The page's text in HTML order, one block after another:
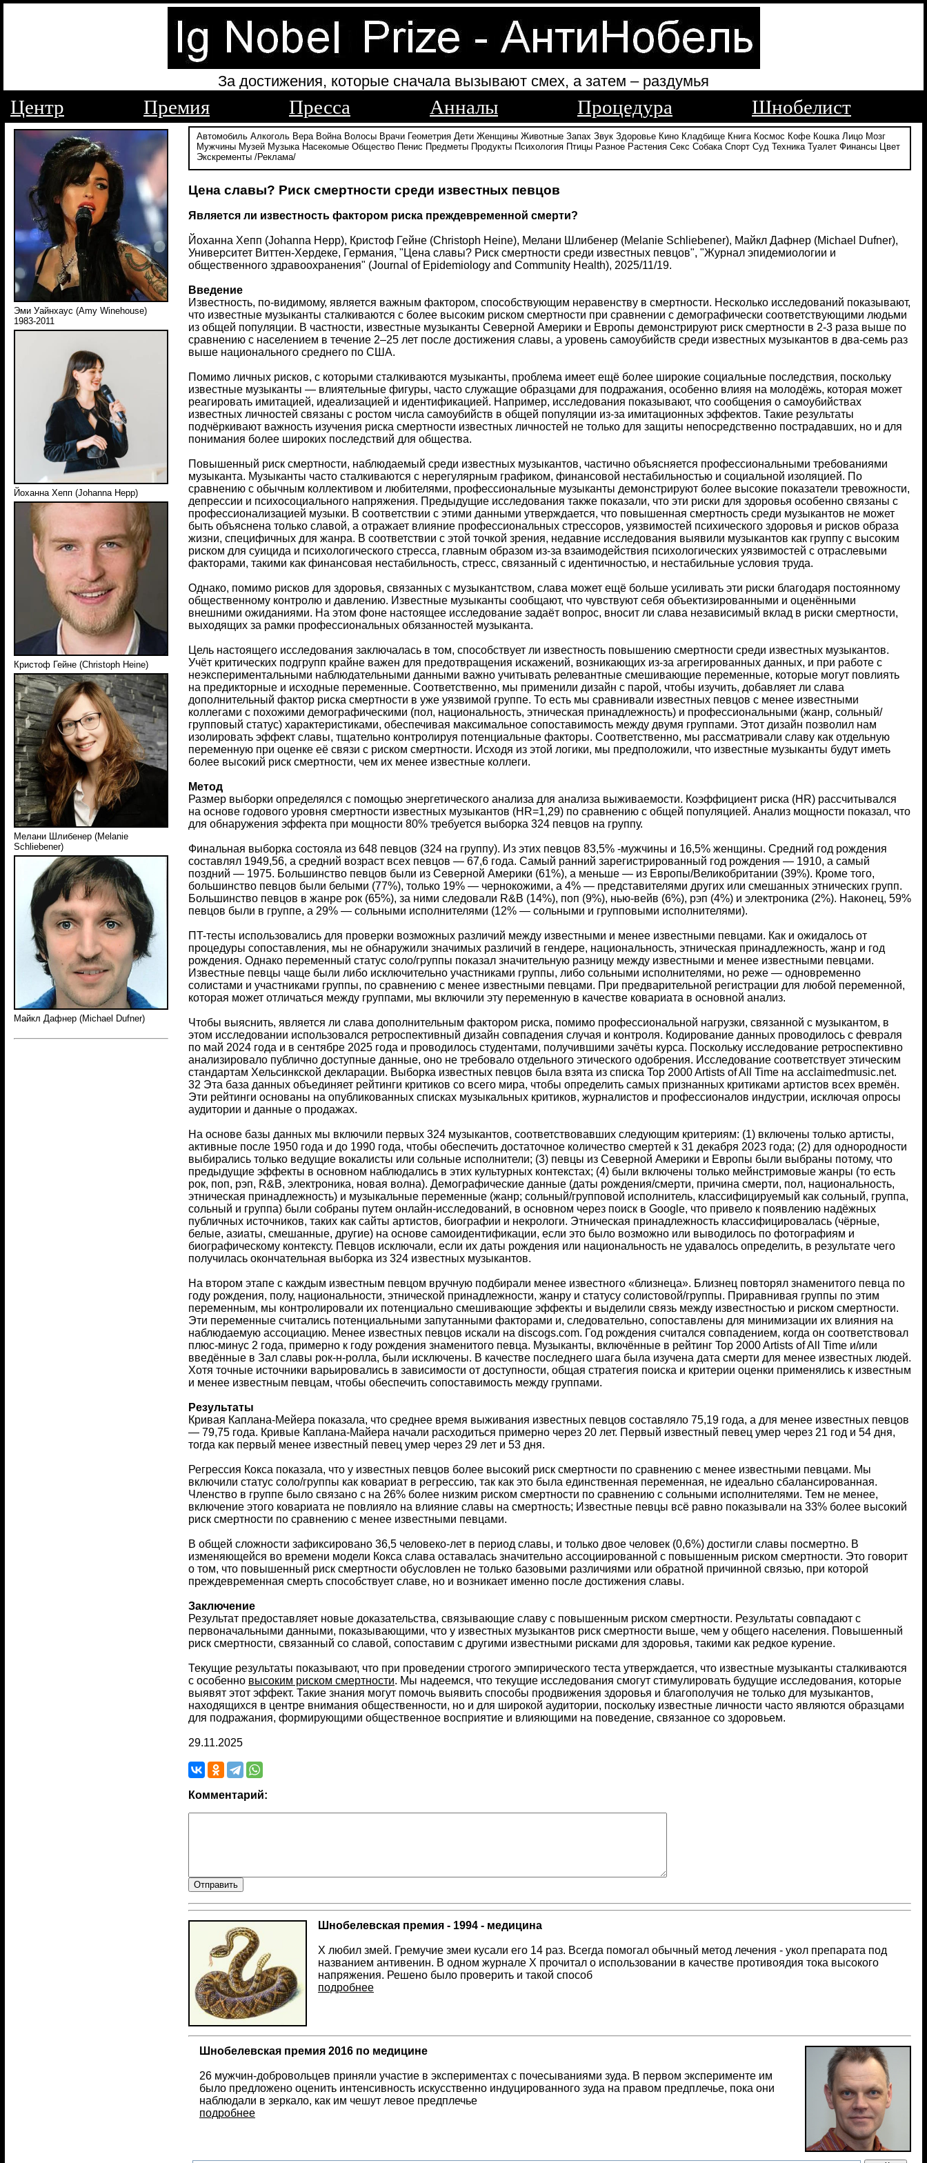
За достижения, которые сначала вызывают смех, а затем – раздумья
Центр Премия Пресса Анналы Процедура Шнобелист
Эми Уайнхаус (Amy Winehouse)
1983-2011
Йоханна Хепп (Johanna Hepp)
Кристоф Гейне (Christoph Heine)
Мелани Шлибенер (Melanie
Schliebener)
Майкл Дафнер (Michael Dufner)
Автомобиль Алкоголь Вера Война Волосы Врачи Геометрия Дети Женщины Животные Запах Звук Здоровье Кино Кладбище Книга Космос Кофе Кошка Лицо Мозг
Мужчины Музей Музыка Насекомые Общество Пенис Предметы Продукты Психология Птицы Разное Растения Секс Собака Спорт Суд Техника Туалет Финансы
Цвет
Экскременты /Реклама/
Цена славы? Риск смертности среди известных певцов
Является ли известность фактором риска преждевременной смерти?
Йоханна Хепп (Johanna Hepp), Кристоф Гейне (Christoph Heine), Мелани Шлибенер (Melanie Schliebener), Майкл Дафнер (Michael Dufner),
Университет Виттен-Хердеке, Германия, "Цена славы? Риск смертности среди известных певцов", "Журнал эпидемиологии и
общественного здравоохранения" (Journal of Epidemiology and Community Health), 2025/11/19.
Введение
Известность, по-видимому, является важным фактором, способствующим неравенству в смертности. Несколько исследований показывают,
что известные музыканты сталкиваются с более высоким риском смертности при сравнении с демографически соответствующими людьми
из общей популяции. В частности, известные музыканты Северной Америки и Европы демонстрируют риск смертности в 2-3 раза выше по
сравнению с населением в течение 2–25 лет после достижения славы, а уровень самоубийств среди известных музыкантов в два-семь раз
выше национального среднего по США.
Помимо личных рисков, с которыми сталкиваются музыканты, проблема имеет ещё более широкие социальные последствия, поскольку
известные музыканты — влиятельные фигуры, часто служащие образцами для подражания, особенно влияя на молодёжь, которая может
реагировать имитацией, идеализацией и идентификацией. Например, исследования показывают, что сообщения о самоубийствах
известных личностей связаны с ростом числа самоубийств в общей популяции из-за имитационных эффектов. Такие результаты
подчёркивают важность изучения риска смертности известных личностей не только для защиты непосредственно пострадавших, но и для
понимания более широких последствий для общества.
Повышенный риск смертности, наблюдаемый среди известных музыкантов, частично объясняется профессиональными требованиями
музыканта. Музыканты часто сталкиваются с нерегулярным графиком, финансовой нестабильностью и социальной изоляцией. По
сравнению с обычным коллективом и любителями, профессиональные музыканты демонстрируют более высокие показатели тревожности,
депрессии и психосоциального напряжения. Предыдущие исследования также показали, что эти риски для здоровья особенно связаны с
профессионализацией музыки. В соответствии с этими данными утверждается, что повышенная смертность среди музыкантов не может
быть объяснена только славой, а отражает влияние профессиональных стрессоров, уязвимостей психического здоровья и рисков образа
жизни, специфичных для жанра. В соответствии с этой точкой зрения, недавние исследования выявили музыкантов как группу с высоким
риском для суицида и психологического стресса, главным образом из-за взаимодействия психологических уязвимостей с отраслевыми
факторами, такими как финансовая нестабильность, стресс, связанный с идентичностью, и нестабильные условия труда.
Однако, помимо рисков для здоровья, связанных с музыкантством, слава может ещё больше усиливать эти риски благодаря постоянному
общественному контролю и давлению. Известные музыканты сообщают, что чувствуют себя объектизированными и оценёнными
внешними ожиданиями. На этом фоне настоящее исследование задаёт вопрос, вносит ли слава независимый вклад в риски смертности,
выходящих за рамки профессиональных обязанностей музыканта.
Цель настоящего исследования заключалась в том, способствует ли известность повышению смертности среди известных музыкантов.
Учёт критических подгрупп крайне важен для предотвращения искажений, возникающих из-за агрегированных данных, и при работе с
неэкспериментальными наблюдательными данными важно учитывать релевантные смешивающие переменные, которые могут повлиять
на предикторные и исходные переменные. Соответственно, мы применили дизайн с парой, чтобы изучить, добавляет ли слава
дополнительный фактор риска смертности в уже уязвимой группе. То есть мы сравнивали известных певцов с менее известными
коллегами с похожими демографическими (пол, национальность, этническая принадлежность) и профессиональными (жанр, сольный/
групповый статус) характеристиками, обеспечивая максимальное сопоставимость между двумя группами. Этот дизайн позволил нам
изолировать эффект славы, тщательно контролируя потенциальные факторы. Соответственно, мы рассматривали славу как отдельную
переменную при оценке её связи с риском смертности. Исходя из этой логики, мы предположили, что известные музыканты будут иметь
более высокий риск смертности, чем их менее известные коллеги.
Метод
Размер выборки определялся с помощью энергетического анализа для анализа выживаемости. Коэффициент риска (HR) рассчитывался
на основе годового уровня смертности известных музыкантов (HR=1,29) по сравнению с общей популяцией. Анализ мощности показал, что
для обнаружения эффекта при мощности 80% требуется выборка 324 певцов на группу.
Финальная выборка состояла из 648 певцов (324 на группу). Из этих певцов 83,5% -мужчины и 16,5% женщины. Средний год рождения
составлял 1949,56, а средний возраст всех певцов — 67,6 года. Самый ранний зарегистрированный год рождения — 1910, а самый
поздний — 1975. Большинство певцов были из Северной Америки (61%), а меньше — из Европы/Великобритании (39%). Кроме того,
большинство певцов были белыми (77%), только 19% — чернокожими, а 4% — представителями других или смешанных этнических групп.
Большинство певцов в жанре рок (65%), за ними следовали R&B (14%), поп (9%), нью-вейв (6%), рэп (4%) и электроника (2%). Наконец, 59%
певцов были в группе, а 29% — сольными исполнителями (12% — сольными и групповыми исполнителями).
ПT-тесты использовались для проверки возможных различий между известными и менее известными певцами. Как и ожидалось от
процедуры сопоставления, мы не обнаружили значимых различий в гендере, национальность, этническая принадлежность, жанр и год
рождения. Однако переменный статус соло/группы показал значительную разницу между известными и менее известными певцами.
Известные певцы чаще были либо исключительно участниками группы, либо сольными исполнителями, но реже — одновременно
солистами и участниками группы, по сравнению с менее известными певцами. При предварительной регистрации для любой переменной,
которая может отличаться между группами, мы включили эту переменную в качестве ковариата в основной анализ.
Чтобы выяснить, является ли слава дополнительным фактором риска, помимо профессиональной нагрузки, связанной с музыкантом, в
этом исследовании использовался ретроспективный дизайн совпадения случая и контроля. Кодирование данных проводилось с февраля
по май 2024 года и в сентябре 2025 года и проводилось студентами, получившими зачёты курса. Поскольку исследование ретроспективно
анализировало публично доступные данные, оно не требовало отдельного этического одобрения. Исследование соответствует этическим
стандартам Хельсинкской декларации. Выборка известных певцов была взята из списка Top 2000 Artists of All Time на acclaimedmusic.net.
32 Эта база данных объединяет рейтинги критиков со всего мира, чтобы определить самых признанных критиками артистов всех времён.
Эти рейтинги основаны на опубликованных списках музыкальных критиков, журналистов и профессионалов индустрии, исключая опросы
аудитории и данные о продажах.
На основе базы данных мы включили первых 324 музыкантов, соответствовавших следующим критериям: (1) включены только артисты,
активные после 1950 года и до 1990 года, чтобы обеспечить достаточное количество смертей к 31 декабря 2023 года; (2) для однородности
выбирались только ведущие вокалисты или сольные исполнители; (3) певцы из Северной Америки и Европы были выбраны потому, что
предыдущие эффекты в основном наблюдались в этих культурных контекстах; (4) были включены только мейнстримовые жанры (то есть
рок, поп, рэп, R&B, электроника, новая волна). Демографические данные (даты рождения/смерти, причина смерти, пол, национальность,
этническая принадлежность) и музыкальные переменные (жанр; сольный/групповой исполнитель, классифицируемый как сольный, группа,
сольный и группа) были собраны путем онлайн-исследований, в основном через поиск в Google, что привело к появлению надёжных
публичных источников, таких как сайты артистов, биографии и некрологи. Этническая принадлежность классифицировалась (чёрные,
белые, азиаты, смешанные, другие) на основе самоидентификации, если это было возможно или выводилось по фотографиям и
биографическому контексту. Певцов исключали, если их даты рождения или национальность не удавалось определить, в результате чего
получилась окончательная выборка из 324 известных музыкантов.
На втором этапе с каждым известным певцом вручную подбирали менее известного «близнеца». Близнец повторял знаменитого певца по
году рождения, полу, национальности, этнической принадлежности, жанру и статусу солистовой/группы. Приравнивая группы по этим
переменным, мы контролировали их потенциально смешивающие эффекты и выделили связь между известностью и риском смертности.
Эти переменные считались потенциальными запутанными факторами и, следовательно, сопоставлены для минимизации их влияния на
наблюдаемую ассоциацию. Менее известных певцов искали на discogs.com. Год рождения считался совпадением, когда он соответствовал
плюс-минус 2 года, примерно к году рождения знаменитого певца. Музыканты, включённые в рейтинг Top 2000 Artists of All Time и/или
введённые в Зал славы рок-н-ролла, были исключены. В качестве последнего шага была изучена дата смерти для менее известных людей.
Хотя точные источники варьировались в зависимости от доступности, общая стратегия поиска и критерии оценки применялись к известным
и менее известным певцам, чтобы обеспечить сопоставимость между группами.
Результаты
Кривая Каплана-Мейера показала, что среднее время выживания известных певцов составляло 75,19 года, а для менее известных певцов
— 79,75 года. Кривые Каплана-Майера начали расходиться примерно через 20 лет. Первый известный певец умер через 21 год и 54 дня,
тогда как первый менее известный певец умер через 29 лет и 53 дня.
Регрессия Кокса показала, что у известных певцов более высокий риск смертности по сравнению с менее известными певцами. Мы
включили статус соло/группы как ковариат в регрессию, так как это была единственная переменная, не идеально сбалансированная.
Членство в группе было связано с на 26% более низким риском смертности по сравнению с сольными исполнителями. Тем не менее,
включение этого ковариата не повлияло на влияние славы на смертность; Известные певцы всё равно показывали на 33% более высокий
риск смертности по сравнению с менее известными певцами.
В общей сложности зафиксировано 36,5 человеко-лет в период славы, и только двое человек (0,6%) достигли славы посмертно. В
изменяющейся во времени модели Кокса слава оставалась значительно ассоциированной с повышенным риском смертности. Это говорит
о том, что повышенный риск смертности обусловлен не только базовыми различиями или обратной причинной связью, при которой
преждевременная смерть способствует славе, но и возникает именно после достижения славы.
Заключение
Результат предоставляет новые доказательства, связывающие славу с повышенным риском смертности. Результаты совпадают с
первоначальными данными, показывающими, что у известных музыкантов риск смертности выше, чем у общего населения. Повышенный
риск смертности, связанный со славой, сопоставим с другими известными рисками для здоровья, такими как редкое курение.
Текущие результаты показывают, что при проведении строгого эмпирического теста утверждается, что известные музыканты сталкиваются
с особенно высоким риском смертности. Мы надеемся, что текущие исследования смогут стимулировать будущие исследования, которые
выявят этот эффект. Такие знания могут помочь выявить способы продвижения здоровья и благополучия не только для музыкантов,
находящихся в центре внимания общественности, но и для широкой аудитории, поскольку известные личности часто являются образцами
для подражания, формирующими общественное восприятие и влияющими на поведение, связанное со здоровьем.
29.11.2025
Комментарий:
Шнобелевская премия - 1994 - медицина
Х любил змей. Гремучие змеи кусали его 14 раз. Всегда помогал обычный метод лечения - укол препарата под
названием антивенин. В одном журнале Х прочитал о использовании в качестве противоядия тока высокого
напряжения. Решено было проверить и такой способ
подробнее
Шнобелевская премия 2016 по медицине
26 мужчин-добровольцев приняли участие в экспериментах с почесываниями зуда. В первом эксперименте им
было предложено оценить интенсивность искусственно индуцированного зуда на правом предплечье, пока они
наблюдали в зеркало, как им чешут левое предплечье
подробнее